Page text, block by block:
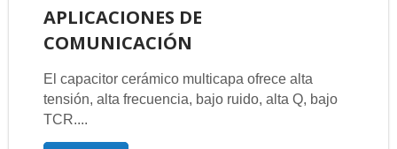
APLICACIONES DE
COMUNICACIÓN
El capacitor cerámico multicapa ofrece alta
tensión, alta frecuencia, bajo ruido, alta Q, bajo
TCR....